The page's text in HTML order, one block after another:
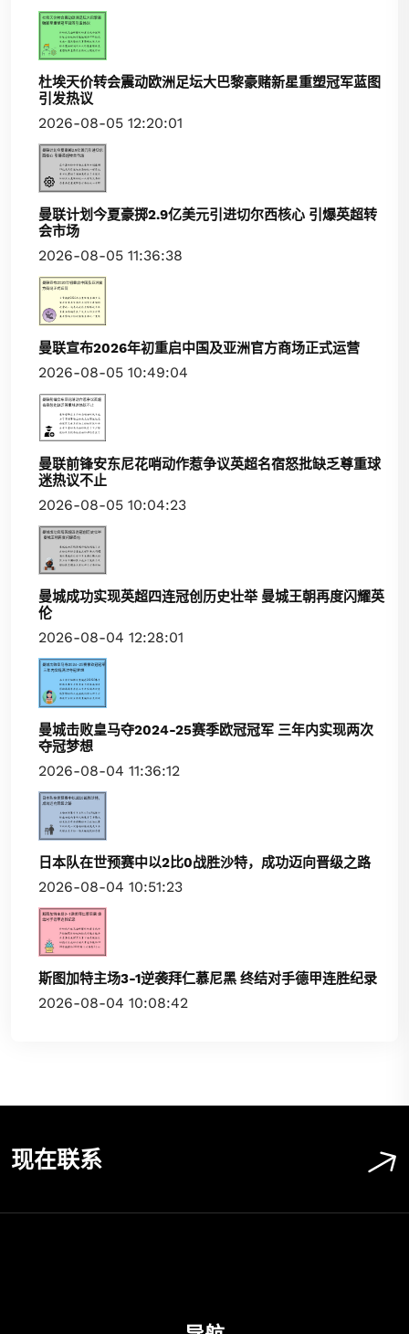
杜埃天价转会震动欧洲足坛大巴黎豪赌新星重塑冠军蓝图
引发热议
2026-08-05 12:20:01
曼联计划今夏豪掷2.9亿美元引进切尔西核心 引爆英超转
会市场
2026-08-05 11:36:38
曼联宣布2026年初重启中国及亚洲官方商场正式运营
2026-08-05 10:49:04
曼联前锋安东尼花哨动作惹争议英超名宿怒批缺乏尊重球
迷热议不止
2026-08-05 10:04:23
曼城成功实现英超四连冠创历史壮举 曼城王朝再度闪耀英
伦
2026-08-04 12:28:01
曼城击败皇马夺2024-25赛季欧冠冠军 三年内实现两次
夺冠梦想
2026-08-04 11:36:12
日本队在世预赛中以2比0战胜沙特，成功迈向晋级之路
2026-08-04 10:51:23
斯图加特主场3-1逆袭拜仁慕尼黑 终结对手德甲连胜纪录
2026-08-04 10:08:42
现在联系